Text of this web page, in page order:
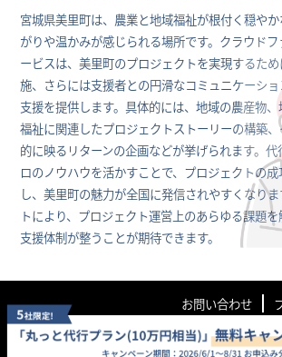
宮城県美里町は、農業と地域福祉が根付く穏や
がりや温かみが感じられる場所です。クラウド
ービスは、美里町のプロジェクトを実現するた
施、さらには支援者との円滑なコミュニケーシ
支援を提供します。具体的には、地域の農産物
福祉に関連したプロジェクトストーリーの構築
的に映るリターンの企画などが挙げられます。
ロのノウハウを活かすことで、プロジェクトの
し、美里町の魅力が全国に発信されやすくなり
トにより、プロジェクト運営上のあらゆる課題
支援体制が整うことが期待できます。
お問い合わせ